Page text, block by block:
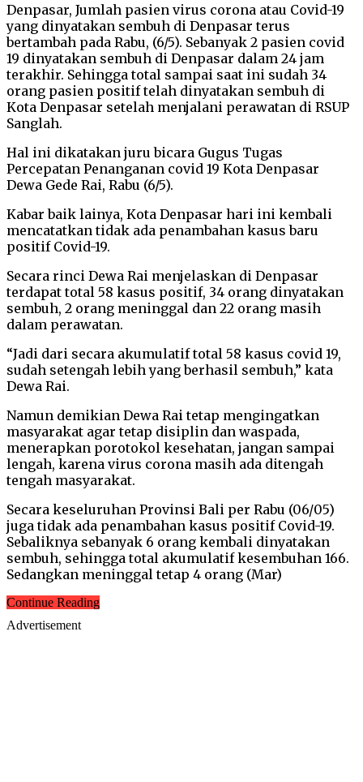
Denpasar, Jumlah pasien virus corona atau Covid-19
yang dinyatakan sembuh di Denpasar terus
bertambah pada Rabu, (6/5). Sebanyak 2 pasien covid
19 dinyatakan sembuh di Denpasar dalam 24 jam
terakhir. Sehingga total sampai saat ini sudah 34
orang pasien positif telah dinyatakan sembuh di
Kota Denpasar setelah menjalani perawatan di RSUP
Sanglah.
Hal ini dikatakan juru bicara Gugus Tugas
Percepatan Penanganan covid 19 Kota Denpasar
Dewa Gede Rai, Rabu (6/5).
Kabar baik lainya, Kota Denpasar hari ini kembali
mencatatkan tidak ada penambahan kasus baru
positif Covid-19.
Secara rinci Dewa Rai menjelaskan di Denpasar
terdapat total 58 kasus positif, 34 orang dinyatakan
sembuh, 2 orang meninggal dan 22 orang masih
dalam perawatan.
“Jadi dari secara akumulatif total 58 kasus covid 19,
sudah setengah lebih yang berhasil sembuh,” kata
Dewa Rai.
Namun demikian Dewa Rai tetap mengingatkan
masyarakat agar tetap disiplin dan waspada,
menerapkan porotokol kesehatan, jangan sampai
lengah, karena virus corona masih ada ditengah
tengah masyarakat.
Secara keseluruhan Provinsi Bali per Rabu (06/05)
juga tidak ada penambahan kasus positif Covid-19.
Sebaliknya sebanyak 6 orang kembali dinyatakan
sembuh, sehingga total akumulatif kesembuhan 166.
Sedangkan meninggal tetap 4 orang (Mar)
Continue Reading
Advertisement